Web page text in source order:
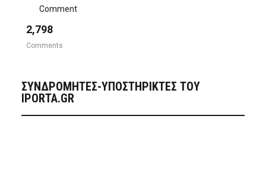
Comment
2,798
Comments
ΣΥΝΔΡΟΜΗΤΈΣ-ΥΠΟΣΤΗΡΙΚΤΈΣ ΤΟΥ
IPORTA.GR